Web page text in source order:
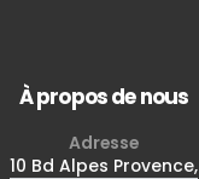
À propos de nous
Adresse
10 Bd Alpes Provence,